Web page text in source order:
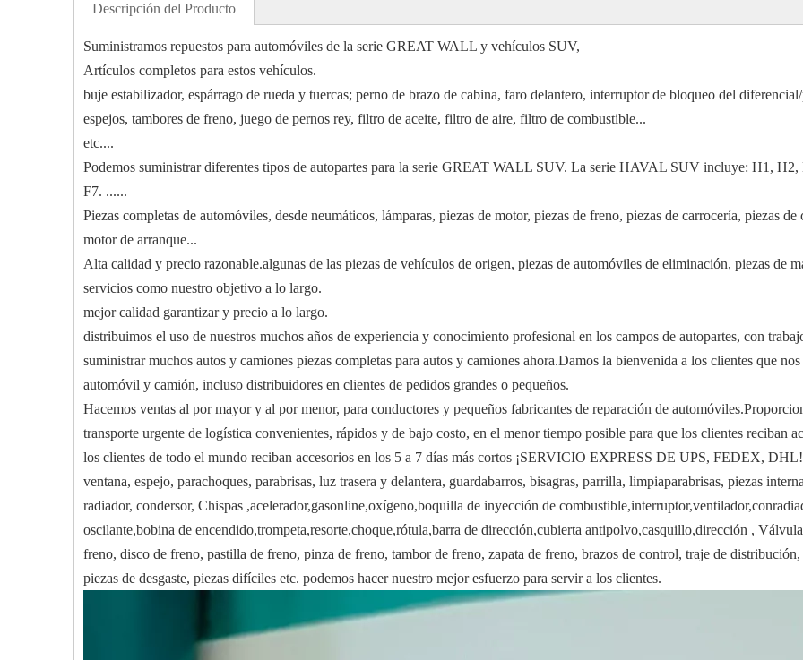
Descripción del Producto
Suministramos repuestos para automóviles de la serie GREAT WALL y vehículos SUV,
Artículos completos para estos vehículos.
buje estabilizador, espárrago de rueda y tuercas; perno de brazo de cabina, faro delantero, interruptor de bloqueo del
espejos, tambores de freno, juego de pernos rey, filtro de aceite, filtro de aire, filtro de combustible...
etc....
Podemos suministrar diferentes tipos de autopartes para la serie GREAT WALL SUV. La serie HAVAL SUV incluye: H1,
F7. ......
Piezas completas de automóviles, desde neumáticos, lámparas, piezas de motor, piezas de freno, piezas de carrocería, piezas
motor de arranque...
Alta calidad y precio razonable.algunas de las piezas de vehículos de origen, piezas de automóviles de eliminación, piezas de
servicios como nuestro objetivo a lo largo.
mejor calidad garantizar y precio a lo largo.
distribuimos el uso de nuestros muchos años de experiencia y conocimiento profesional en los campos de autopartes, con
suministrar muchos autos y camiones piezas completas para autos y camiones ahora.Damos la bienvenida a los clientes que
automóvil y camión, incluso distribuidores en clientes de pedidos grandes o pequeños.
Hacemos ventas al por mayor y al por menor, para conductores y pequeños fabricantes de reparación de
transporte urgente de logística convenientes, rápidos y de bajo costo, en el menor tiempo posible para que los clientes reciban
los clientes de todo el mundo reciban accesorios en los 5 a 7 días más cortos ¡SERVICIO EXPRESS DE UPS, FEDEX,
ventana, espejo, parachoques, parabrisas, luz trasera y delantera, guardabarros, bisagras, parrilla, limpiaparabrisas, piezas
radiador, condersor, Chispas ,acelerador,gasonline,oxígeno,boquilla de inyección de
oscilante,bobina de encendido,trompeta,resorte,choque,rótula,barra de dirección,cubierta antipolvo,casquillo,dirección ,
freno, disco de freno, pastilla de freno, pinza de freno, tambor de freno, zapata de freno, brazos de control, traje de
piezas de desgaste, piezas difíciles etc. podemos hacer nuestro mejor esfuerzo para servir a los clientes.